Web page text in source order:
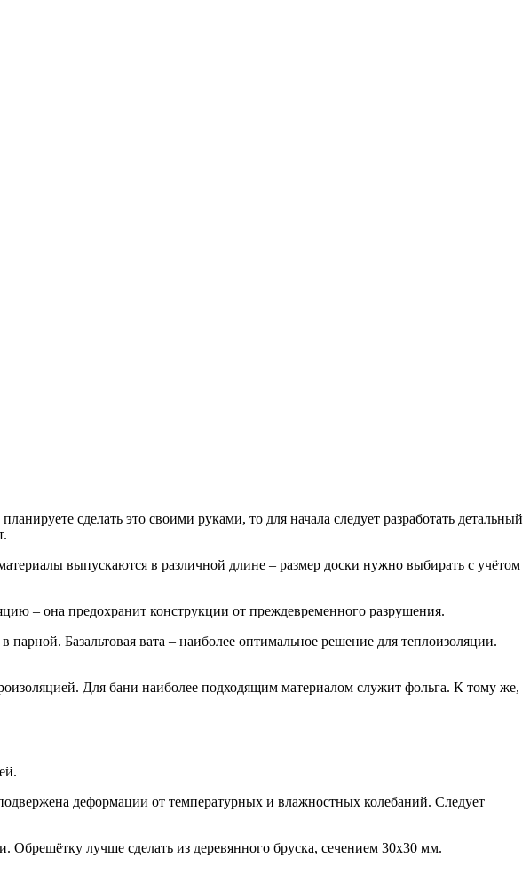
сделать это своими руками, то для начала следует разработать детальный
выпускаются в различной длине – размер доски нужно выбирать с учётом
– она предохранит конструкции от преждевременного разрушения.
Базальтовая вата – наиболее оптимальное решение для теплоизоляции.
Для бани наиболее подходящим материалом служит фольга. К тому же,
деформации от температурных и влажностных колебаний. Следует
Обрешётку лучше сделать из деревянного бруска, сечением 30х30 мм.